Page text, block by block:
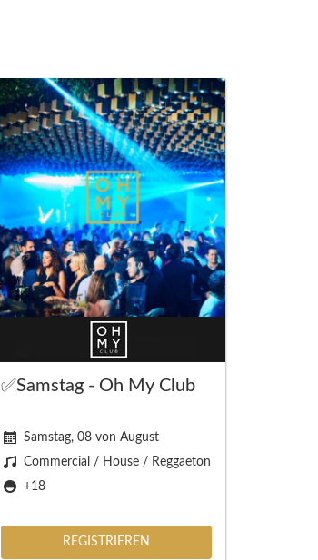
✅Samstag - Oh My Club
Samstag, 08 von August
Commercial / House / Reggaeton
+18
REGISTRIEREN